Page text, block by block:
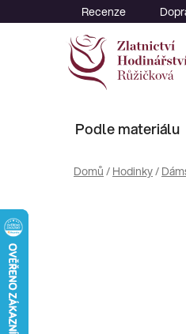
na
Recenze
Podle materiálu
Domů / Hodinky/